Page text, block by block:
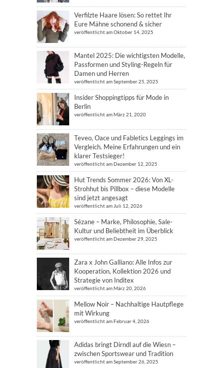
Verfilzte Haare lösen: So rettet Ihr
Eure Mähne schonend & sicher
veröffentlicht am Oktober 14, 2025
Mantel 2025: Die wichtigsten Modelle,
Passformen und Styling-Regeln für
Damen und Herren
veröffentlicht am September 25, 2025
Insider Shoppingtipps für Mode in
Berlin
veröffentlicht am März 21, 2020
Teveo, Oace und Fabletics Leggings im
Vergleich. Meine Erfahrungen und ein
klarer Testsieger!
veröffentlicht am Dezember 12, 2025
Hut Trends Sommer 2026: Von XL-
Strohhut bis Pillbox – diese Modelle
sind jetzt angesagt
veröffentlicht am Juli 12, 2026
Sézane – Marke, Philosophie, Sale-
Kultur und Beliebtheit im Überblick
veröffentlicht am Dezember 29, 2025
Zara x John Galliano: Alle Infos zur
Kooperation, Kollektion 2026 und
Strategie von Inditex
veröffentlicht am März 20, 2026
Mellow Noir – Nachhaltige Hautpflege
mit Wirkung
veröffentlicht am Februar 4, 2026
Adidas bringt Dirndl auf die Wiesn –
zwischen Sportswear und Tradition
veröffentlicht am September 26, 2025